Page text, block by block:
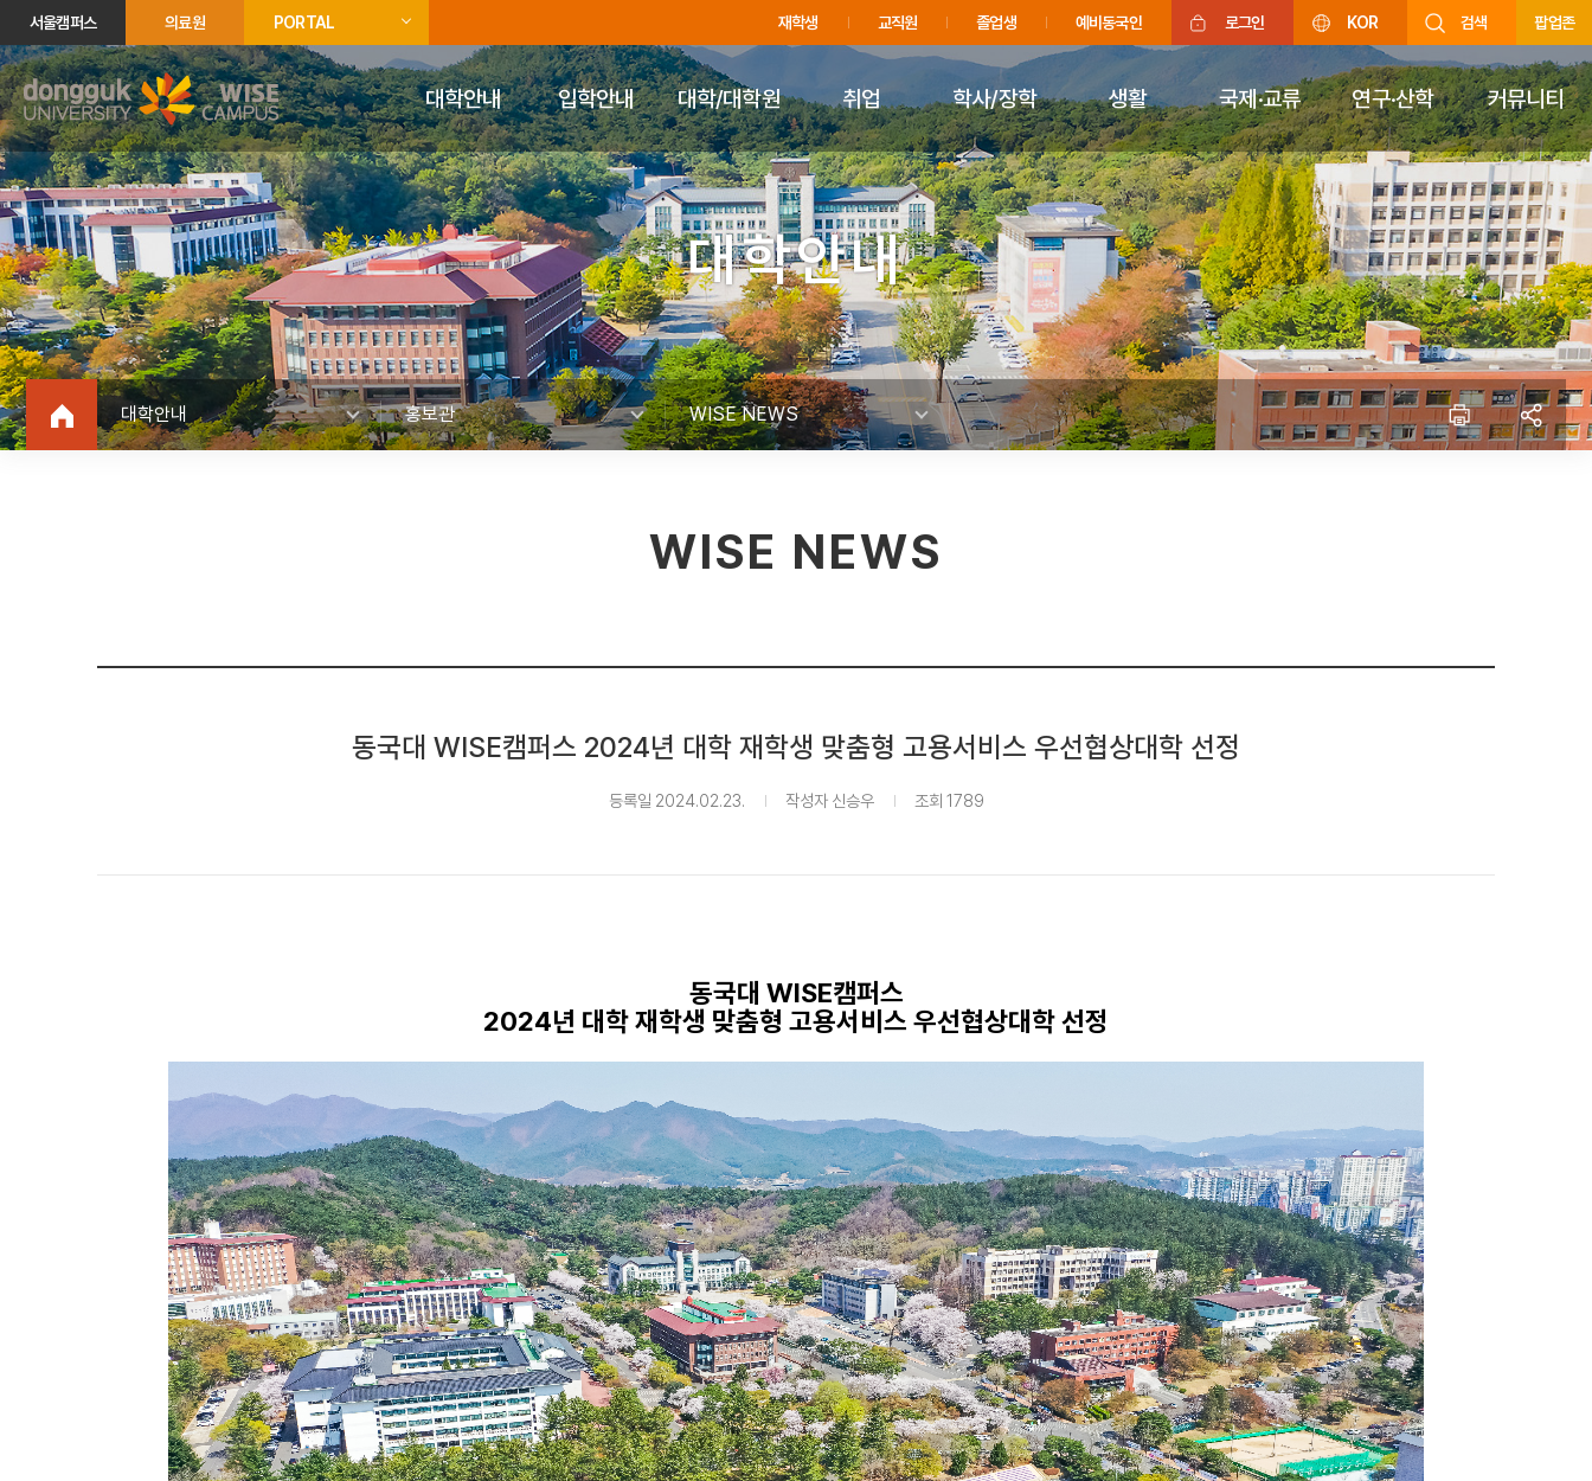
주메뉴 바로가기
푸터 바로가기
서울캠퍼스 의료원 PORTAL 재학생 교직원 졸업생 예비동국인 로그인 KOR 검색 팝업존
대학안내 입학안내 대학/대학원 취업 학사/장학 생활 국제·교류 연구·산학 커뮤니티
대학안내
대학안내 홍보관 WISE NEWS
WISE NEWS
동국대 WISE캠퍼스 2024년 대학 재학생 맞춤형 고용서비스 우선협상대학 선정
등록일 2024.02.23. 작성자 신승우 조회 1789
동국대 WISE캠퍼스
2024년 대학 재학생 맞춤형 고용서비스 우선협상대학 선정